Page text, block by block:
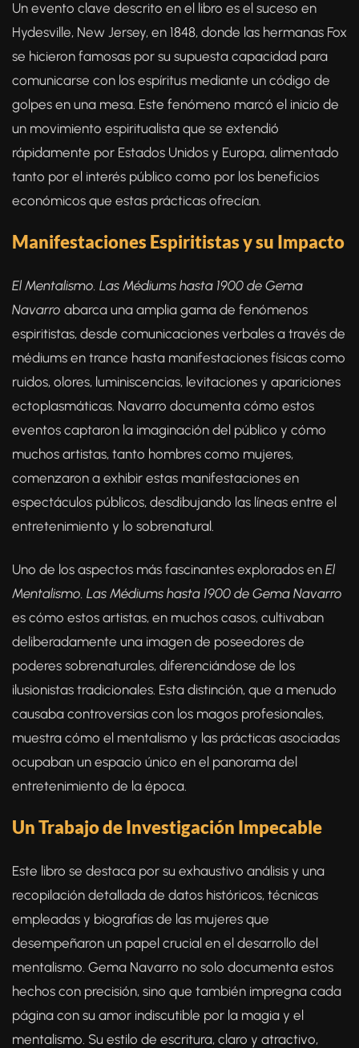
Un evento clave descrito en el libro es el suceso en
Hydesville, New Jersey, en 1848, donde las hermanas Fox
se hicieron famosas por su supuesta capacidad para
comunicarse con los espíritus mediante un código de
golpes en una mesa. Este fenómeno marcó el inicio de
un movimiento espiritualista que se extendió
rápidamente por Estados Unidos y Europa, alimentado
tanto por el interés público como por los beneficios
económicos que estas prácticas ofrecían.
Manifestaciones Espiritistas y su Impacto
El Mentalismo. Las Médiums hasta 1900 de Gema
Navarro abarca una amplia gama de fenómenos
espiritistas, desde comunicaciones verbales a través de
médiums en trance hasta manifestaciones físicas como
ruidos, olores, luminiscencias, levitaciones y apariciones
ectoplasmáticas. Navarro documenta cómo estos
eventos captaron la imaginación del público y cómo
muchos artistas, tanto hombres como mujeres,
comenzaron a exhibir estas manifestaciones en
espectáculos públicos, desdibujando las líneas entre el
entretenimiento y lo sobrenatural.
Uno de los aspectos más fascinantes explorados en El
Mentalismo. Las Médiums hasta 1900 de Gema Navarro
es cómo estos artistas, en muchos casos, cultivaban
deliberadamente una imagen de poseedores de
poderes sobrenaturales, diferenciándose de los
ilusionistas tradicionales. Esta distinción, que a menudo
causaba controversias con los magos profesionales,
muestra cómo el mentalismo y las prácticas asociadas
ocupaban un espacio único en el panorama del
entretenimiento de la época.
Un Trabajo de Investigación Impecable
Este libro se destaca por su exhaustivo análisis y una
recopilación detallada de datos históricos, técnicas
empleadas y biografías de las mujeres que
desempeñaron un papel crucial en el desarrollo del
mentalismo. Gema Navarro no solo documenta estos
hechos con precisión, sino que también impregna cada
página con su amor indiscutible por la magia y el
mentalismo. Su estilo de escritura, claro y atractivo,